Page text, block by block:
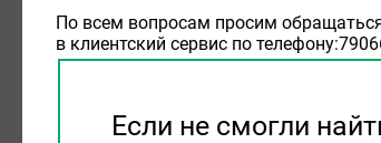
01.08.2026
По всем вопросам просим
в клиентский сервис по
Если не смогли